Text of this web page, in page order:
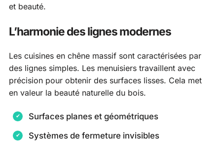
et beauté.
L’harmonie des lignes modernes
Les cuisines en chêne massif sont caractérisées par
des lignes simples. Les menuisiers travaillent avec
précision pour obtenir des surfaces lisses. Cela met
en valeur la beauté naturelle du bois.
Surfaces planes et géométriques
Systèmes de fermeture invisibles